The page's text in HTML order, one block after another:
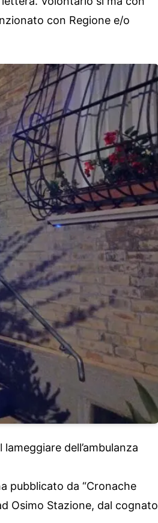
con Regione e/o
dell’ambulanza
pubblicato da “Cronache
Osimo Stazione, dal cognato